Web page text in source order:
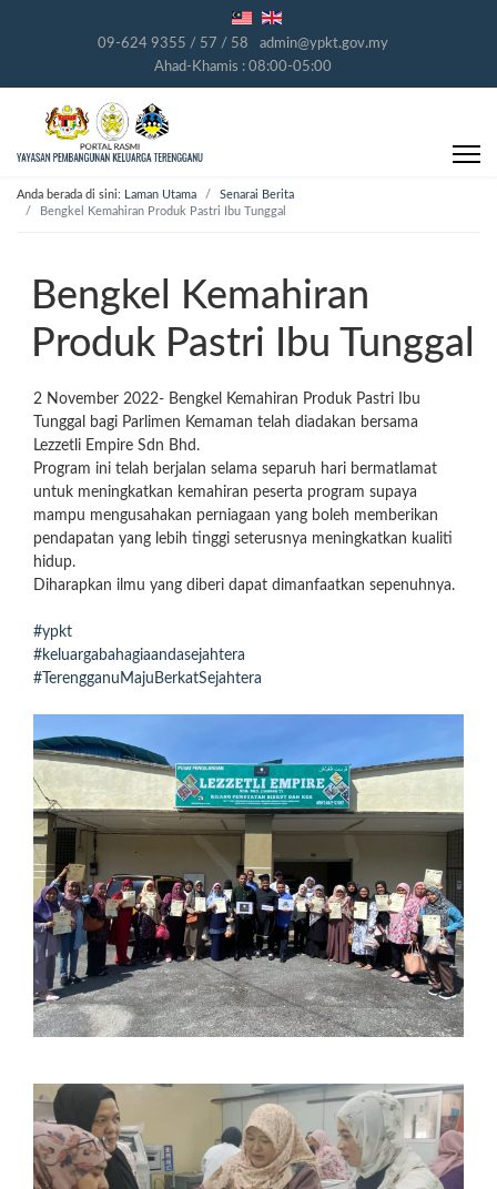
09-624 9355 / 57 / 58
admin@ypkt.gov.my
Ahad-Khamis : 08:00-05:00
Anda berada di sini: Laman Utama
Senarai Berita
Bengkel Kemahiran Produk Pastri Ibu Tunggal
Bengkel Kemahiran
Produk Pastri Ibu Tunggal
2 November 2022- Bengkel Kemahiran Produk Pastri Ibu
Tunggal bagi Parlimen Kemaman telah diadakan bersama
Lezzetli Empire Sdn Bhd.
Program ini telah berjalan selama separuh hari bermatlamat
untuk meningkatkan kemahiran peserta program supaya
mampu mengusahakan perniagaan yang boleh memberikan
pendapatan yang lebih tinggi seterusnya meningkatkan kualiti
hidup.
Diharapkan ilmu yang diberi dapat dimanfaatkan sepenuhnya.
#ypkt
#keluargabahagiaandasejahtera
#TerengganuMajuBerkatSejahtera